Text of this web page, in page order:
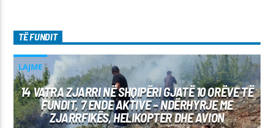
TË FUNDIT
LAJME
14 VATRA ZJARRI NË SHQIPËRI GJATË 10 ORËVE TË
FUNDIT, 7 ENDE AKTIVE – NDËRHYRJE ME
ZJARRFIKËS, HELIKOPTER DHE AVION